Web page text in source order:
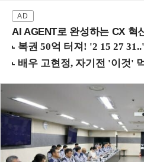
AI AGENT로 완성하는 CX 혁